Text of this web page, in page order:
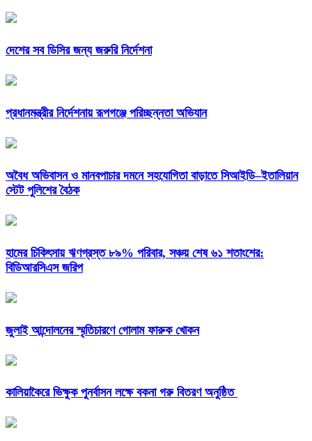
দেশের সব ডিসির জন্য জরুরি নির্দেশনা
প্রধানমন্ত্রীর নির্দেশনায় রূপগঞ্জে পরিচ্ছন্নতা অভিযান
অবৈধ অভিবাসন ও মানবপাচার দমনে সহযোগিতা বাড়াতে সিআইডি–ইতালিয়ান
স্টেট পুলিশের বৈঠক
হামের চিকিৎসায় ঋণগ্রস্ত ৮৯% পরিবার, সঞ্চয় শেষ ৬১ শতাংশের:
বিডিআরসিএস জরিপ
জুলাই আন্দোলনের স্মৃতিচারণে গোলাম ফারুক খোকন
কালিয়াকৈরে ভিক্ষুক পুনর্বাসন লক্ষে বকনা গরু বিতরণ অনুষ্ঠিত